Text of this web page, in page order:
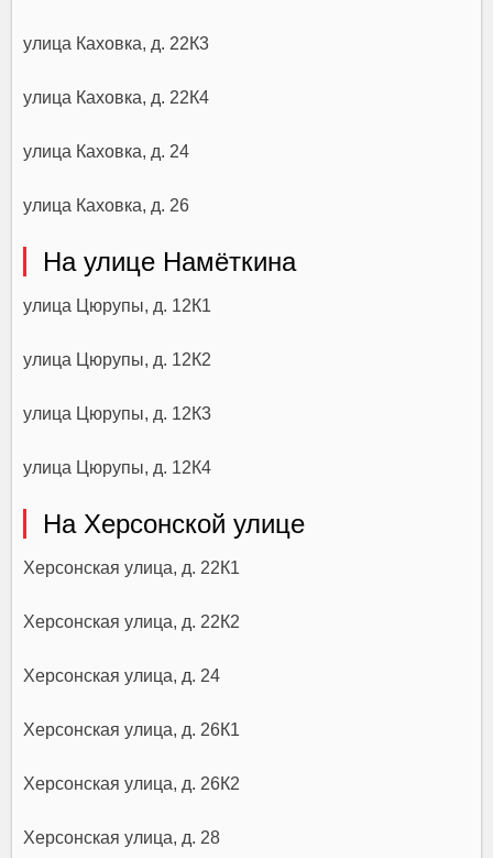
улица Каховка, д. 22К3
улица Каховка, д. 22К4
улица Каховка, д. 24
улица Каховка, д. 26
На улице Намёткина
улица Цюрупы, д. 12К1
улица Цюрупы, д. 12К2
улица Цюрупы, д. 12К3
улица Цюрупы, д. 12К4
На Херсонской улице
Херсонская улица, д. 22К1
Херсонская улица, д. 22К2
Херсонская улица, д. 24
Херсонская улица, д. 26К1
Херсонская улица, д. 26К2
Херсонская улица, д. 28